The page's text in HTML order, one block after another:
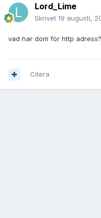
Lord_Lime
Skrivet 19 augusti,
vad har dom för http
Citera